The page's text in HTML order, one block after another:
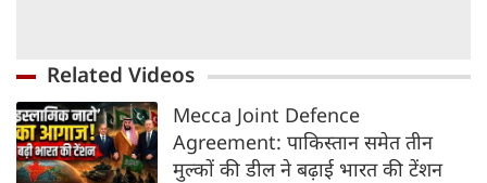
Related Videos
Mecca Joint Defence
Agreement: पाकिस्तान समेत तीन
मुल्कों की डील ने बढ़ाई भारत की टेंशन